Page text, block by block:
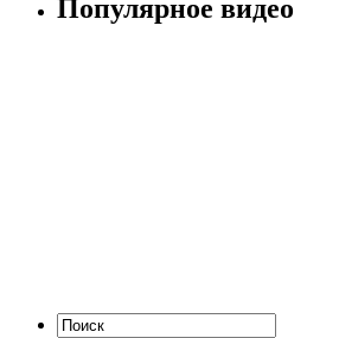
Популярное видео